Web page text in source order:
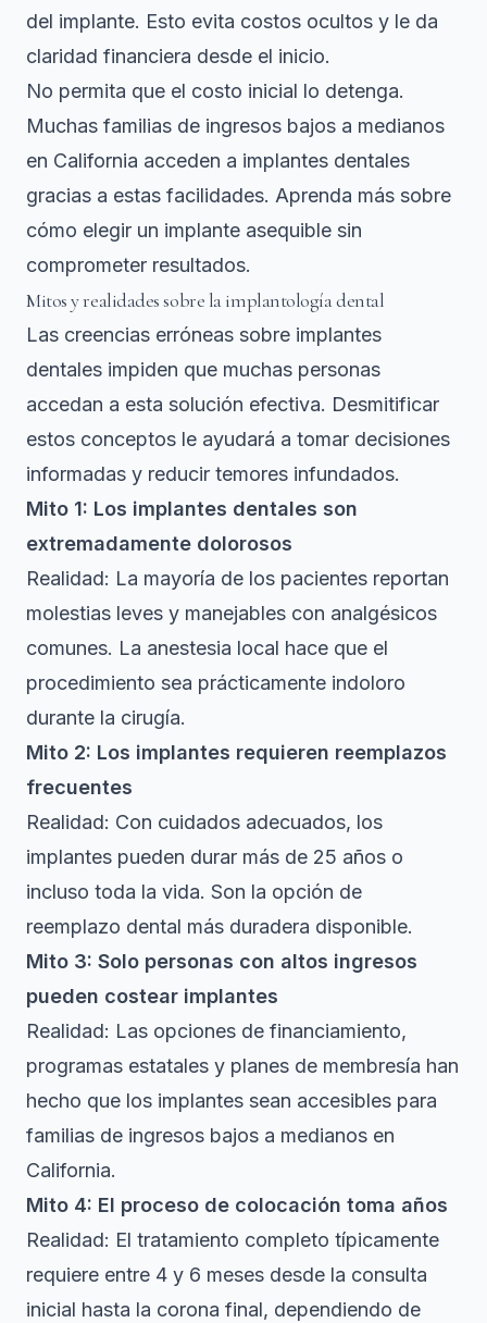
del implante. Esto evita costos ocultos y le da
claridad financiera desde el inicio.
No permita que el costo inicial lo detenga.
Muchas familias de ingresos bajos a medianos
en California acceden a implantes dentales
gracias a estas facilidades. Aprenda más sobre
cómo elegir un implante asequible sin
comprometer resultados.
Mitos y realidades sobre la implantología dental
Las creencias erróneas sobre implantes
dentales impiden que muchas personas
accedan a esta solución efectiva. Desmitificar
estos conceptos le ayudará a tomar decisiones
informadas y reducir temores infundados.
Mito 1: Los implantes dentales son
extremadamente dolorosos
Realidad: La mayoría de los pacientes reportan
molestias leves y manejables con analgésicos
comunes. La anestesia local hace que el
procedimiento sea prácticamente indoloro
durante la cirugía.
Mito 2: Los implantes requieren reemplazos
frecuentes
Realidad: Con cuidados adecuados, los
implantes pueden durar más de 25 años o
incluso toda la vida. Son la opción de
reemplazo dental más duradera disponible.
Mito 3: Solo personas con altos ingresos
pueden costear implantes
Realidad: Las opciones de financiamiento,
programas estatales y planes de membresía han
hecho que los implantes sean accesibles para
familias de ingresos bajos a medianos en
California.
Mito 4: El proceso de colocación toma años
Realidad: El tratamiento completo típicamente
requiere entre 4 y 6 meses desde la consulta
inicial hasta la corona final, dependiendo de